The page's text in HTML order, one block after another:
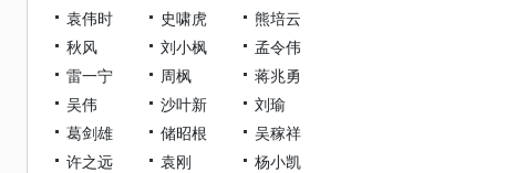
袁伟时
史啸虎
熊培云
秋风
刘小枫
孟令伟
雷一宁
周枫
蒋兆勇
吴伟
沙叶新
刘瑜
葛剑雄
储昭根
吴稼祥
许之远
袁刚
杨小凯